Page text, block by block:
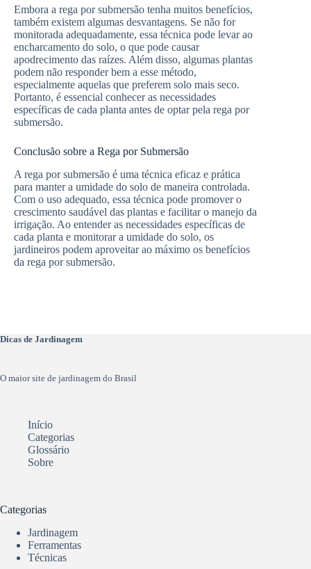
Embora a rega por submersão tenha muitos benefícios,
também existem algumas desvantagens. Se não for
monitorada adequadamente, essa técnica pode levar ao
encharcamento do solo, o que pode causar
apodrecimento das raízes. Além disso, algumas plantas
podem não responder bem a esse método,
especialmente aquelas que preferem solo mais seco.
Portanto, é essencial conhecer as necessidades
específicas de cada planta antes de optar pela rega por
submersão.
Conclusão sobre a Rega por Submersão
A rega por submersão é uma técnica eficaz e prática
para manter a umidade do solo de maneira controlada.
Com o uso adequado, essa técnica pode promover o
crescimento saudável das plantas e facilitar o manejo da
irrigação. Ao entender as necessidades específicas de
cada planta e monitorar a umidade do solo, os
jardineiros podem aproveitar ao máximo os benefícios
da rega por submersão.
Dicas de Jardinagem
O maior site de jardinagem do Brasil
Início
Categorias
Glossário
Sobre
Categorias
Jardinagem
Ferramentas
Técnicas